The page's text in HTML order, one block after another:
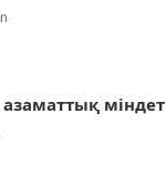
міндет